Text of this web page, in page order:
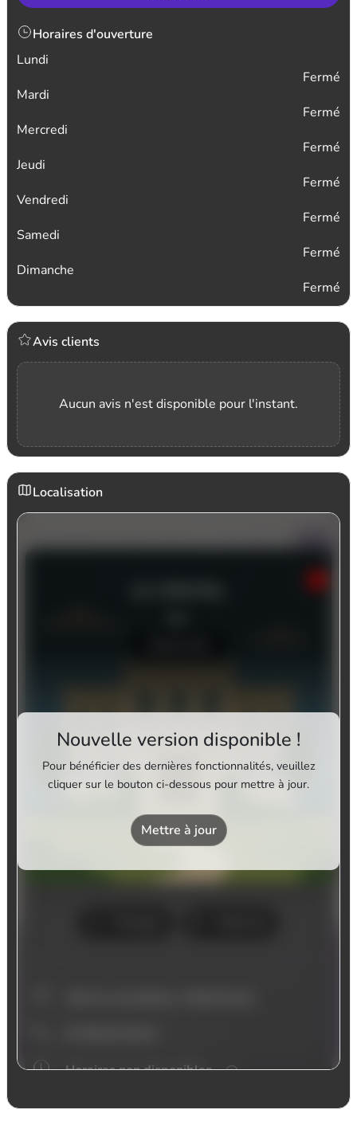
Horaires d'ouverture
Lundi
Fermé
Mardi
Fermé
Mercredi
Fermé
Jeudi
Fermé
Vendredi
Fermé
Samedi
Fermé
Dimanche
Fermé
Avis clients
Aucun avis n'est disponible pour l'instant.
Localisation